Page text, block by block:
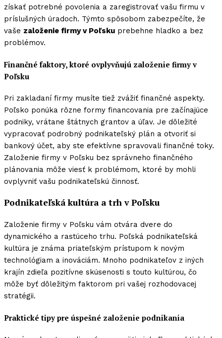
získať potrebné povolenia a zaregistrovať vašu firmu v
príslušných úradoch. Týmto spôsobom zabezpečíte, že
vaše založenie firmy v Poľsku prebehne hladko a bez
problémov.
Finančné faktory, ktoré ovplyvňujú založenie firmy v
Poľsku
Pri zakladaní firmy musíte tiež zvážiť finančné aspekty.
Poľsko ponúka rôzne formy financovania pre začínajúce
podniky, vrátane štátnych grantov a úľav. Je dôležité
vypracovať podrobný podnikateľský plán a otvoriť si
bankový účet, aby ste efektívne spravovali finančné toky.
Založenie firmy v Poľsku bez správneho finančného
plánovania môže viesť k problémom, ktoré by mohli
ovplyvniť vašu podnikateľskú činnosť.
Podnikateľská kultúra a trh v Poľsku
Založenie firmy v Poľsku vám otvára dvere do
dynamického a rastúceho trhu. Poľská podnikateľská
kultúra je známa priateľským prístupom k novým
technológiam a inováciám. Mnoho podnikateľov z iných
krajín zdieľa pozitívne skúsenosti s touto kultúrou, čo
môže byť dôležitým faktorom pri vašej rozhodovacej
stratégii.
Praktické tipy pre úspešné založenie podnikania